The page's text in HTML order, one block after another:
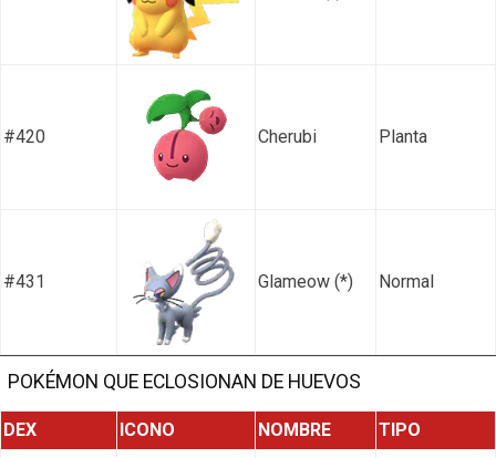
#420 Cherubi Planta
#431 Glameow (*) Normal
POKÉMON QUE ECLOSIONAN DE HUEVOS
DEX ICONO NOMBRE TIPO